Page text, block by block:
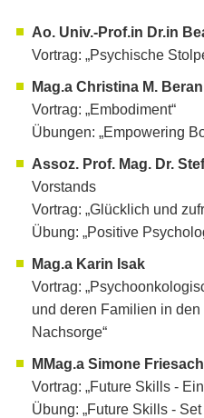
Ao. Univ.-Prof.in Dr.in
Vortrag: „Psychische
Mag.a Christina M.
Vortrag: „Embodiment“
Übungen: „Empowering
Assoz. Prof. Mag. Dr.
Vorstands
Vortrag: „Glücklich und
Übung: „Positive
Mag.a Karin Isak
Vortrag:
und deren Familien in
Nachsorge“
MMag.a Simone
Vortrag: „Future Skills -
Übung: „Future Skills -